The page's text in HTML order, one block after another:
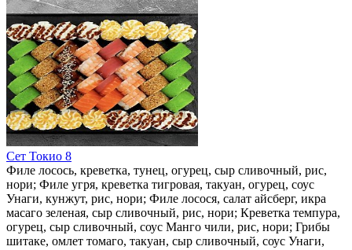
Сет Токио 8
Филе лосось, креветка, тунец, огурец, сыр сливочный, рис,
нори; Филе угря, креветка тигровая, такуан, огурец, соус
Унаги, кунжут, рис, нори; Филе лосося, салат айсберг, икра
масаго зеленая, сыр сливочный, рис, нори; Креветка темпура,
огурец, сыр сливочный, соус Манго чили, рис, нори; Грибы
шитаке, омлет томаго, такуан, сыр сливочный, соус Унаги,